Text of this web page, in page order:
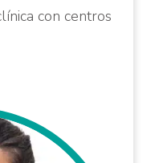
con centros